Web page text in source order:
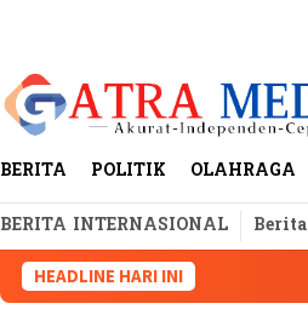
BERITA POLITIK OLAHRAGA
BERITA INTERNASIONAL
HEADLINE HARI INI